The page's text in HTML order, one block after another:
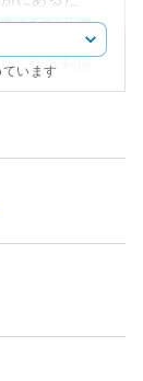
設や公共施
ち着いた環
、生活利便
行き届き、
ろな価格帯
較的安定し
避けられま
日本におい
います